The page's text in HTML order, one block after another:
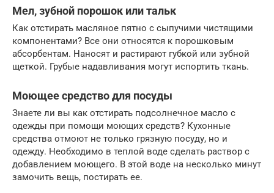
Мел, зубной порошок или тальк
Как отстирать масляное пятно с сыпучими чистящими
компонентами? Все они относятся к порошковым
абсорбентам. Наносят и растирают губкой или зубной
щеткой. Грубые надавливания могут испортить ткань.
Моющее средство для посуды
Знаете ли вы как отстирать подсолнечное масло с
одежды при помощи моющих средств? Кухонные
средства отмоют не только грязную посуду, но и
одежду. Необходимо в теплой воде сделать раствор с
добавлением моющего. В этой воде на несколько минут
замочить вещь, постирать ее.